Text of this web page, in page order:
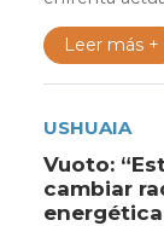
Leer más +
USHUAIA
Vuoto:
cambiar